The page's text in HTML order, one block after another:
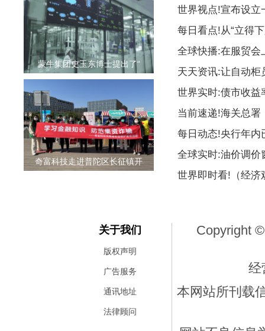
蒙牛集团史玉东博士提出了“
奇富科技走进普陀区长征镇开
世界视点!宣布设立
每日看点!从“立得
全球快播:在服贸会
天天资讯:让自动柜
世界实时:债市收益
当前速递!海关总署
每日动态!央行年内
全球实时:油价调价
世界即时看!（经济
关于我们
版权声明
广告服务
通讯地址
法律顾问
Copyright
经
本网站所刊载